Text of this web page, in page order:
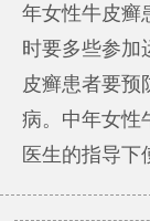
年女性牛皮癣
时要多些参加
皮癣患者要预
病。中年女性
医生的指导下